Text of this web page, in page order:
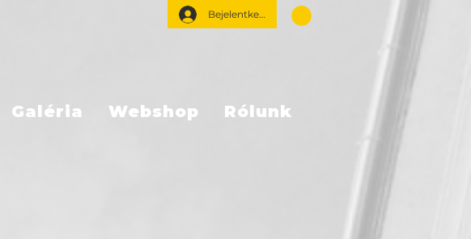
Bejelentkezés
Galéria Webshop Rólunk